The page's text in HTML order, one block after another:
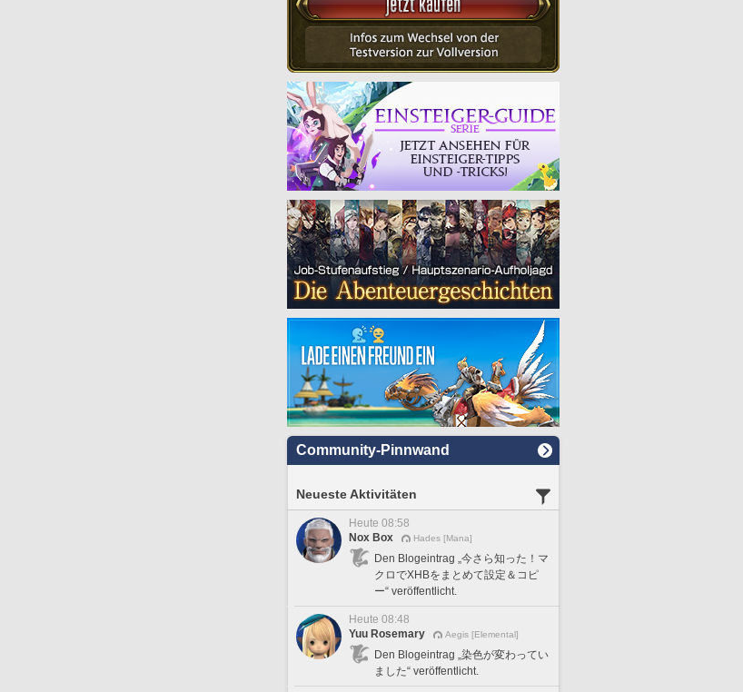
Community-Pinnwand
Neueste Aktivitäten
Heute 08:58
Nox Box
Hades [Mana]
Den Blogeintrag „今さら知った！マ
クロでXHBをまとめて設定＆コピ
ー“ veröffentlicht.
Heute 08:48
Yuu Rosemary
Aegis [Elemental]
Den Blogeintrag „染色が変わってい
ました“ veröffentlicht.